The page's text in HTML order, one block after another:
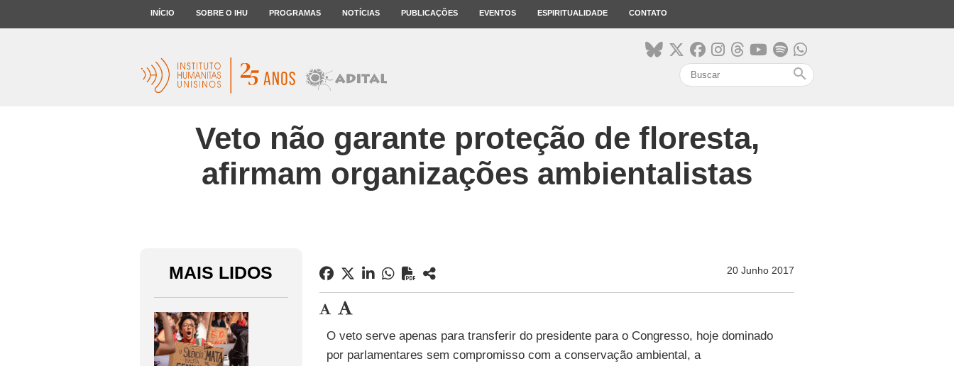
INÍCIO SOBRE O IHU PROGRAMAS NOTÍCIAS PUBLICAÇÕES EVENTOS ESPIRITUALIDADE CONTATO
search
Veto não garante proteção de floresta,
afirmam organizações ambientalistas
MAIS LIDOS 20 Junho 2017
O veto serve apenas para transferir do presidente para o Congresso, hoje dominado
por parlamentares sem compromisso com a conservação ambiental, a